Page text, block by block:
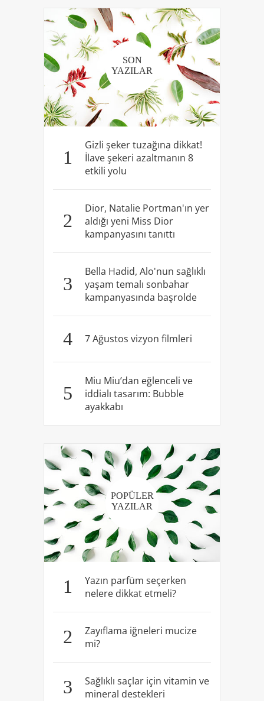
SON
YAZILAR
1
Gizli şeker tuzağına dikkat!
İlave şekeri azaltmanın 8
etkili yolu
2
Dior, Natalie Portman'ın yer
aldığı yeni Miss Dior
kampanyasını tanıttı
3
Bella Hadid, Alo'nun sağlıklı
yaşam temalı sonbahar
kampanyasında başrolde
4 7 Ağustos vizyon filmleri
5
Miu Miu’dan eğlenceli ve
iddialı tasarım: Bubble
ayakkabı
POPÜLER
YAZILAR
1
Yazın parfüm seçerken
nelere dikkat etmeli?
2
Zayıflama iğneleri mucize
mi?
3
Sağlıklı saçlar için vitamin ve
mineral destekleri